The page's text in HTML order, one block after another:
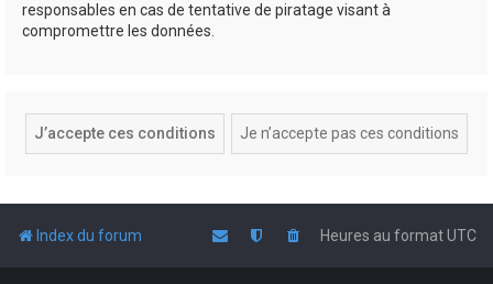
responsables en cas de tentative de piratage visant à
compromettre les données.
Index du forum Heures au formatUTC